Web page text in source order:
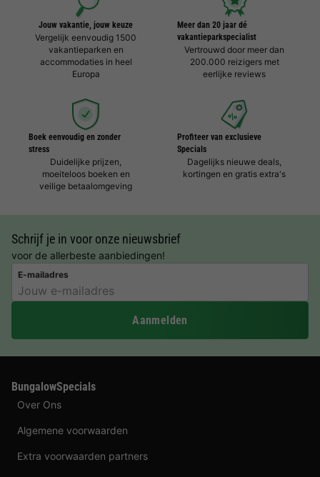
Jouw vakantie, jouw keuze
Vergelijk eenvoudig 1500
vakantieparken en
accommodaties in heel
Europa
Meer dan 20 jaar dé
vakantieparkspecialist
Vertrouwd door meer dan
200.000 reizigers met
eerlijke reviews
Boek eenvoudig en zonder
stress
Duidelijke prijzen,
moeiteloos boeken en
veilige betaalomgeving
Profiteer van exclusieve
Specials
Dagelijks nieuwe deals,
kortingen en gratis extra's
Schrijf je in voor onze nieuwsbrief
voor de allerbeste aanbiedingen!
E-mailadres
Aanmelden
BungalowSpecials
Over Ons
Algemene voorwaarden
Extra voorwaarden partners